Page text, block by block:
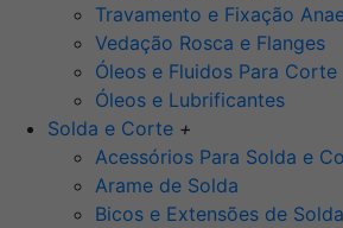
Travamento e Fixação
Vedação Rosca e Flanges
Óleos e Fluidos Para Corte
Óleos e Lubrificantes
Solda e Corte +
Acessórios Para Solda e
Arame de Solda
Bicos e Extensões de